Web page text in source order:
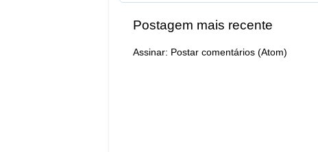
Postagem mais recente
Assinar: Postar comentários (Atom)